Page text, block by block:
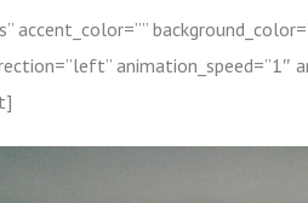
animation_speed=”1″